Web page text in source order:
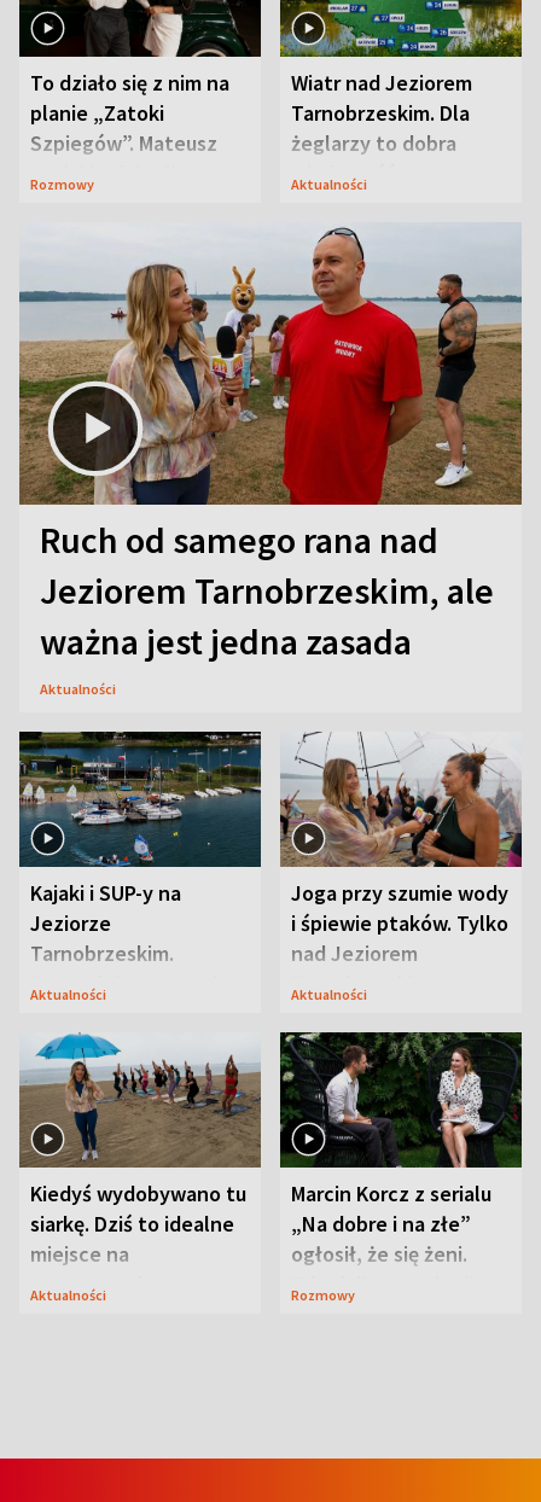
To działo się z nim na
planie „Zatoki
Szpiegów”. Mateusz
Janicki odsłonił
Rozmowy
Wiatr nad Jeziorem
Tarnobrzeskim. Dla
żeglarzy to dobra
wiadomość
Aktualności
Ruch od samego rana nad
Jeziorem Tarnobrzeskim, ale
ważna jest jedna zasada
Aktualności
Kajaki i SUP-y na
Jeziorze
Tarnobrzeskim.
Przyrodnicy zwracają
Aktualności
Joga przy szumie wody
i śpiewie ptaków. Tylko
nad Jeziorem
Tarnobrzeskim
Aktualności
Kiedyś wydobywano tu
siarkę. Dziś to idealne
miejsce na
wypoczynek
Aktualności
Marcin Korcz z serialu
„Na dobre i na złe”
ogłosił, że się żeni.
Zdradził, co zmienił
Rozmowy